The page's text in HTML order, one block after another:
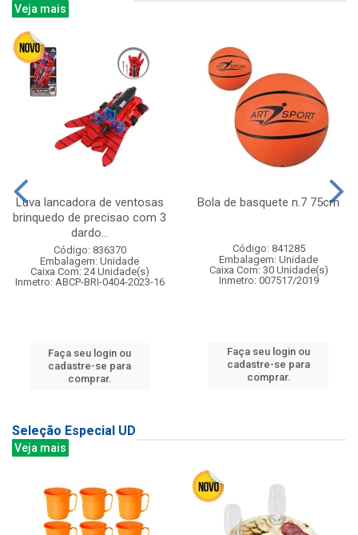
Veja mais
Luva lancadora de ventosas
brinquedo de precisao com 3
dardo...
Código: 836370
Embalagem: Unidade
Caixa Com: 24 Unidade(s)
Inmetro: ABCP-BRI-0404-2023-16
Faça seu login ou
cadastre-se para
comprar.
Bola de basquete n.7 75cm
Código: 841285
Embalagem: Unidade
Caixa Com: 30 Unidade(s)
Inmetro: 007517/2019
Faça seu login ou
cadastre-se para
comprar.
Seleção Especial UD
Veja mais